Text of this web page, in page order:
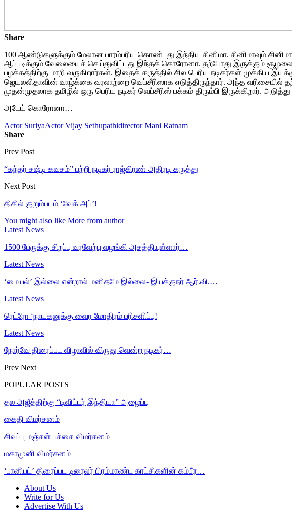
Share
100 ஆண்டுகளுக்கும் மேலான பாரம்பரிய கொண்டது இந்திய சினிமா. சினிமாவும்
ஆப்படிக்கும் வேலையைச் செய்துவிட்டது இந்தக் கொரோனா. தற்போது இருக்கும்
பழக்கத்திற்கு மாறி வருகிறார்கள். இதைக் கருத்தில் சில பெரிய நடிகர்கள் முக்கிய
ஜெயலலிதாவின் வாழ்க்கை வரலாற்றை வெப்சீரிஸாக எடுத்திருந்தார். அந்த வரிசையில்
முதன்முதலாக தமிழில் ஒரு பெரிய நடிகர் வெப்சீரிஸ் பக்கம் திரும்பி இருக்கிறார்.
அடேய் கொரோனா…
Actor SuriyaActor Vijay Sethupathidirector Mani Ratnam
Share
Prev Post
“கந்தர் சஷ்டி கவசம்” பற்றி நடிகர் ராஜ்கிரண் அதிரடி கருத்து
Next Post
திகில் குறும்படம் ‘வேக் அப்’!
You might also like More from author
Latest News
1500 பேருக்கு சிறப்பு வரவேற்பு வழங்கி அசத்தியுள்ளார்…
Latest News
‘மையல்’ இல்லை என்றால் மனிதமே இல்லை- இயக்குநர் ஆர்.வி.…
Latest News
ரெட்ரோ ‘நாயகனுக்கு வைர மோதிரம் பரிசளிப்பு!
Latest News
நோர்வே திரைப்பட விழாவில் விருது வென்ற நடிகர்…
Prev Next
POPULAR POSTS
தல அஜீத்திற்கு “டிவிட்டர் இந்தியா” அழைப்பு
கைதி விமர்சனம்
சிவப்பு மஞ்சள் பச்சை விமர்சனம்
மகாமுனி விமர்சனம்
‘பானிபட்’ திரைப்பட டிரைலர் பிரம்மாண்ட காட்சிகளின் கம்பீர…
About Us
Write for Us
Advertise With Us